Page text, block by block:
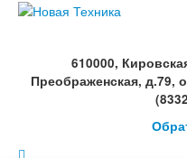
610000,
Преображенская, д.79,